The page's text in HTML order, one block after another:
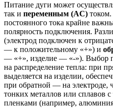
Питание дуги может
так и переменным (AC)
постоянного тока крайне
полярность подключения.
(электрод подключен к
— к положительному «+») и
— «+», изделие — «-»). Выбор
на распределение тепла: при
выделяется на изделии,
при обратной — на электроде,
тонких металлов или сплавов
пленками (например,